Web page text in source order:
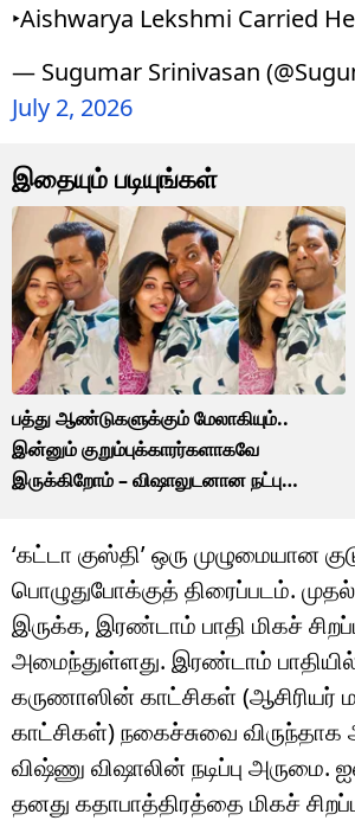
‣Aishwarya Lekshmi Carried
— Sugumar Srinivasan
July 2, 2026
இதையும் படியுங்கள்
பத்து ஆண்டுகளுக்கும் மேலாகியும்..
இன்னும் குறும்புக்காரர்களாகவே
இருக்கிறோம் – விஷாலுடனான நட்பு
‘கட்டா குஸ்தி’ ஒரு முழுமையான
பொழுதுபோக்குத் திரைப்படம்.
இருக்க, இரண்டாம் பாதி மிகச்
அமைந்துள்ளது. இரண்டாம்
கருணாஸின் காட்சிகள் (ஆசிரியர்
காட்சிகள்) நகைச்சுவை
விஷ்ணு விஷாலின் நடிப்பு அருமை.
தனது கதாபாத்திரத்தை மிகச்